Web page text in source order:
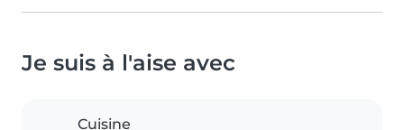
Je suis à l'aise avec
Cuisine